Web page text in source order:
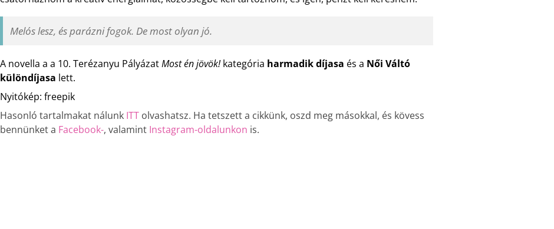
Melós lesz, és parázni fogok. De most olyan jó.
A novella a a 10. Terézanyu PályázatMost én jövök!kategória harmadik díjasa és a Női Váltó
különdíjasa lett.
Nyitókép: freepik
Hasonló tartalmakat nálunk ITT olvashatsz. Ha tetszett a cikkünk, oszd meg másokkal, és kövess
bennünket a Facebook-, valamint Instagram-oldalunkon is.